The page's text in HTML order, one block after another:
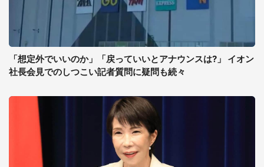
「想定外でいいのか」「戻っていいとアナウンスは?」 イオン
社長会見でのしつこい記者質問に疑問も続々